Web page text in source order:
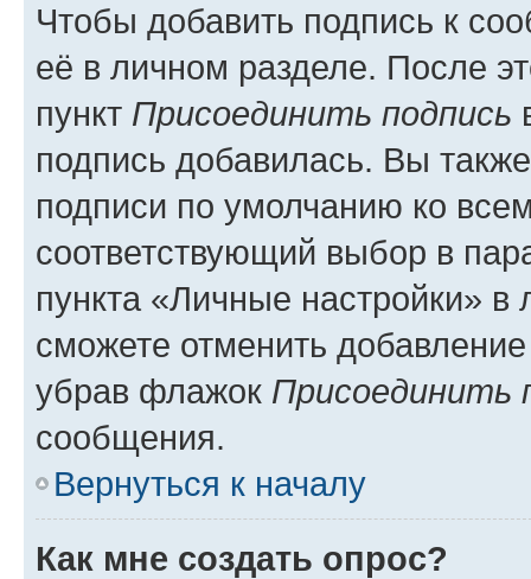
Чтобы добавить подпись к
её в личном разделе. После
пункт Присоединить подпись
подпись добавилась. Вы
подписи по умолчанию ко
соответствующий выбор в
пункта «Личные настройки»
сможете отменить
убрав флажок Присоединить
сообщения.
Вернуться к началу
Как мне создать опрос?